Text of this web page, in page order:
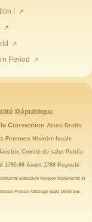
!
Period
République
ConventionArras Droits
Femmes Histoire locale
Comité de salut Public
1795-99 Avant 1789 Royauté
EducationReligionMonuments et
Presse Affichage États Généraux